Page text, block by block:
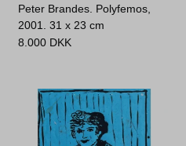
Peter Brandes. Polyfemos,
2001.31 x 23 cm
8.000 DKK